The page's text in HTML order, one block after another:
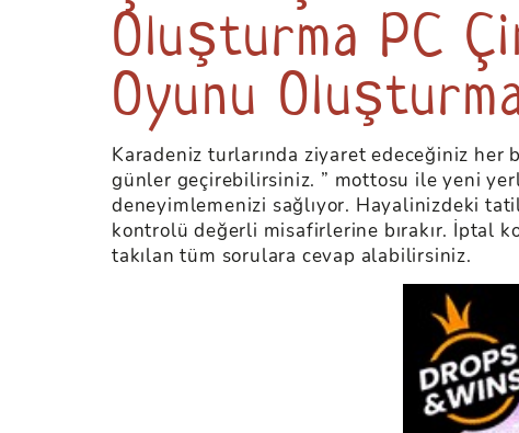
Oluşturma PC
Oyunu
Karadeniz turlarında ziyaret edeceğiniz
günler geçirebilirsiniz. ” mottosu ile yeni
deneyimlemenizi sağlıyor. Hayalinizdeki
kontrolü değerli misafirlerine bırakır. İptal
takılan tüm sorulara cevap alabilirsiniz.